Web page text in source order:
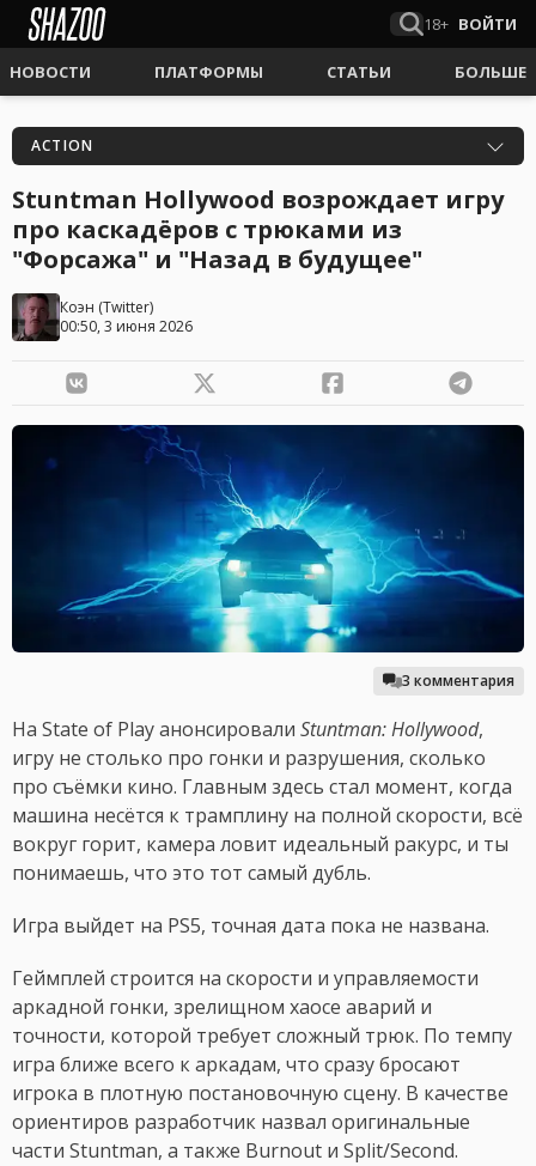
18+ ВОЙТИ
НОВОСТИ ПЛАТФОРМЫ СТАТЬИ БОЛЬШЕ
ACTION
Stuntman Hollywood возрождает игру
про каскадёров с трюками из
"Форсажа" и "Назад в будущее"
Коэн (Twitter)
00:50, 3 июня 2026
3 комментария
На State of Play анонсировали Stuntman: Hollywood,
игру не столько про гонки и разрушения, сколько
про съёмки кино. Главным здесь стал момент, когда
машина несётся к трамплину на полной скорости, всё
вокруг горит, камера ловит идеальный ракурс, и ты
понимаешь, что это тот самый дубль.
Игра выйдет на PS5, точная дата пока не названа.
Геймплей строится на скорости и управляемости
аркадной гонки, зрелищном хаосе аварий и
точности, которой требует сложный трюк. По темпу
игра ближе всего к аркадам, что сразу бросают
игрока в плотную постановочную сцену. В качестве
ориентиров разработчик назвал оригинальные
части Stuntman, а также Burnout и Split/Second.